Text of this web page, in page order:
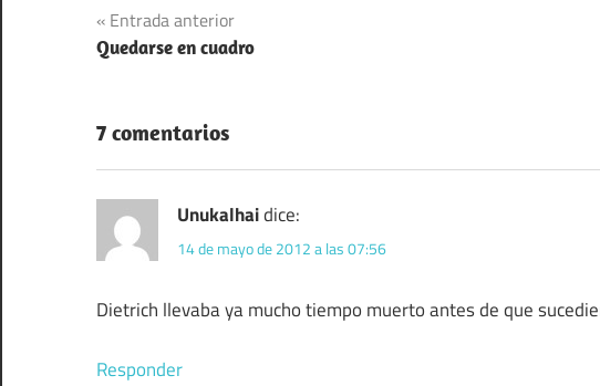
Navegación
de
entradas
Entrada anterior
Quedarse en cuadro
7 comentarios
Unukalhaidice:
14 de mayo de 2012 a las 07:56
Dietrich llevaba ya mucho tiempo muerto antes de que
Responder